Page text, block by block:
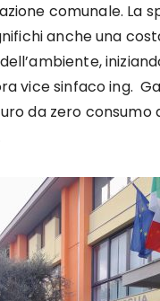
comunale. La
anche una
vice sinfaco ing.
da zero consumo